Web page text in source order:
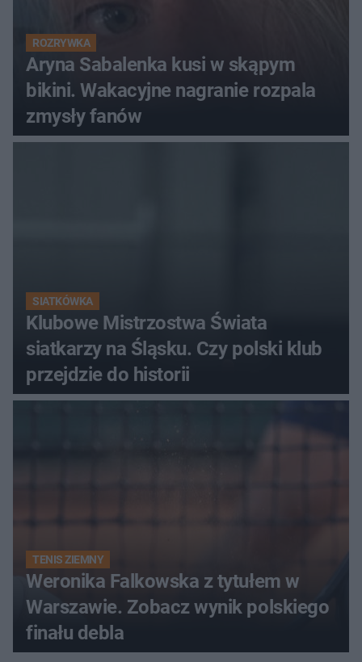
ROZRYWKA
Aryna Sabalenka kusi w skąpym
bikini. Wakacyjne nagranie rozpala
zmysły fanów
SIATKÓWKA
Klubowe Mistrzostwa Świata
siatkarzy na Śląsku. Czy polski klub
przejdzie do historii
TENIS ZIEMNY
Weronika Falkowska z tytułem w
Warszawie. Zobacz wynik polskiego
finału debla